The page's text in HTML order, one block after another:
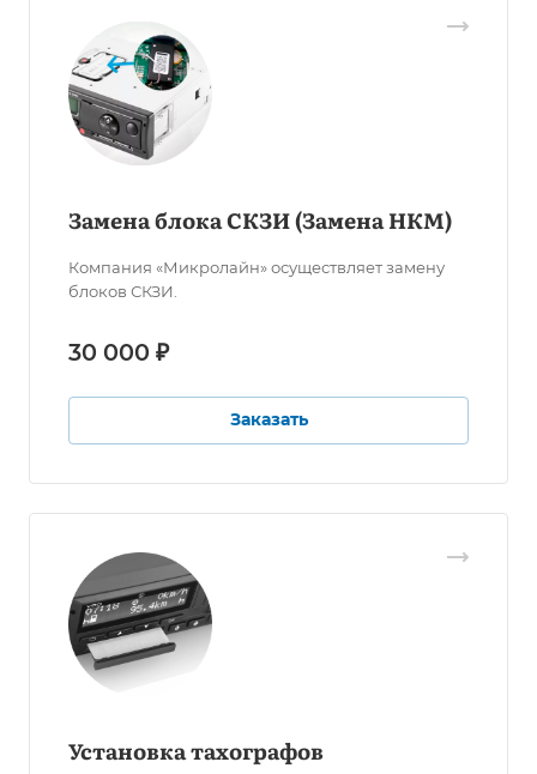
Замена блока СКЗИ (Замена НКМ)
Компания «Микролайн» осуществляет замену
блоков СКЗИ.
30 000 ₽
Заказать
Установка тахографов